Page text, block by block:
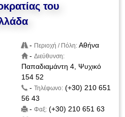
του
- Περιοχή / Πόλη: Αθήνα
-Διεύθυνση:
Παπαδιαμάντη 4, Ψυχικό
154 52
-Τηλέφωνο: (+30) 210 651
56 43
-Φαξ: (+30) 210 651 63